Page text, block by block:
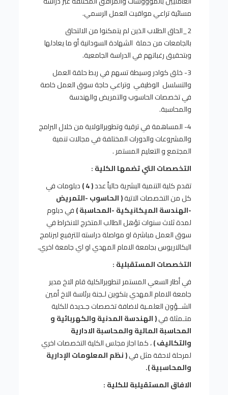
مسائية تراعي مواقيت العمل الرسمي.
2_الحاق الطلاب الذين لم يتمكنوا من الالتحاق
بالجامعات من حملة الشهادة السودانية أو ما يعادلها
وبتحقيق رغباتهم في الدراسة الجامعية.
3- خلق كوادر وسيطة تسهم في ربط حلقة العمل
والتسلسل الوظيفي وتراعي حاجة سوق العمل خاصة
في تخصصات الحاسوب والتمريض والهندسة
والمحاسبة.
4- المساهمة في ترقية وتطويرالولاية من خلال البرامج
والمشروعات والدورات المختلفة في مجالات تنمية
المجتمع و التعليم المستمر .
التخصصات التي تضمها الكلية :
تقدم كلية التنمية البشرية حالياً عدد( 4 )
دبلومات في
كل من التخصصات الاتية( الحاسوب -التمريض
-الهندسة الميكانيكية -المحاسبة )في دبلوم
لمدة ثلاث سنوات تؤهل الطالب المتخرج للانخراط في
سوق العمل مباشرة او مواصلة دراسته للترفيع لبرنامج
البكالاريوس بجامعة الامام المهدي او اي جامعة اخري.
التخصصات المستقبلية :
في أطار السعي المستمر لتطويرالكلية قام الاخ مدير
جامعة الامام المهدي بتكوين لـجنة برئاسة الاخ أمين
الشــؤون العلمـية لاضافة تخصصات جـديدة للكلية
متـمثلة في( الهندسة المدنية والكهربائية و
المحاسبة المالية والمحاسبة الادارية
والتكاليف )، كما اجاز مجلس الكلية التخصصات اخري
لمرحلة لاحقة مثل في( نظم المعلومات الإدارية
والمحاسبية ).
الافاق المستقيلبة للكلية :